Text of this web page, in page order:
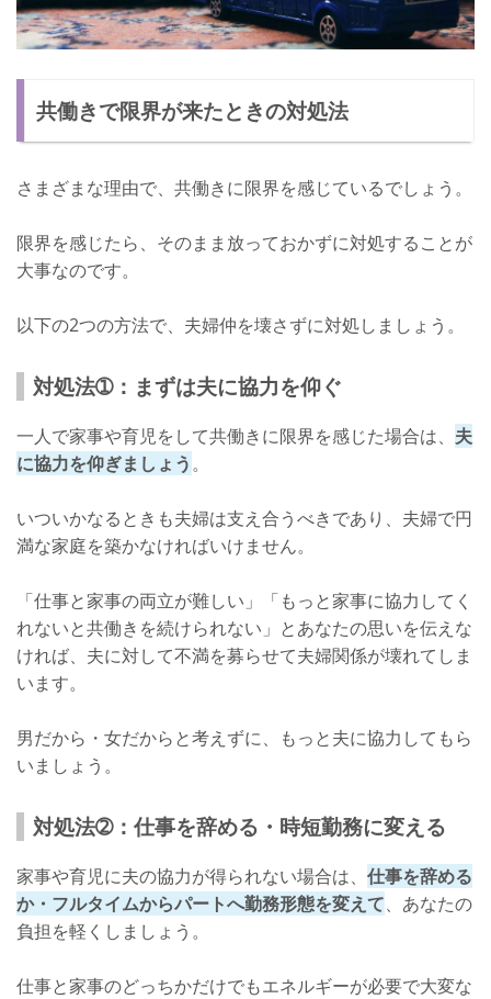
共働きで限界が来たときの対処法
さまざまな理由で、共働きに限界を感じているでしょう。
限界を感じたら、そのまま放っておかずに対処することが
大事なのです。
以下の2つの方法で、夫婦仲を壊さずに対処しましょう。
対処法➀：まずは夫に協力を仰ぐ
一人で家事や育児をして共働きに限界を感じた場合は、 夫
に協力を仰ぎましょう。
いついかなるときも夫婦は支え合うべきであり、夫婦で円
満な家庭を築かなければいけません。
「仕事と家事の両立が難しい」「もっと家事に協力してく
れないと共働きを続けられない」とあなたの思いを伝えな
ければ、夫に対して不満を募らせて夫婦関係が壊れてしま
います。
男だから・女だからと考えずに、もっと夫に協力してもら
いましょう。
対処法➁：仕事を辞める・時短勤務に変える
家事や育児に夫の協力が得られない場合は、 仕事を辞める
か・フルタイムからパートへ勤務形態を変えて、あなたの
負担を軽くしましょう。
仕事と家事のどっちかだけでもエネルギーが必要で大変な